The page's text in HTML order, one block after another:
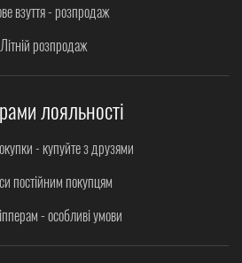
взуття - розпродаж
Літній розпродаж
лояльності
- купуйте з друзями
постійним покупцям
- особливі умови